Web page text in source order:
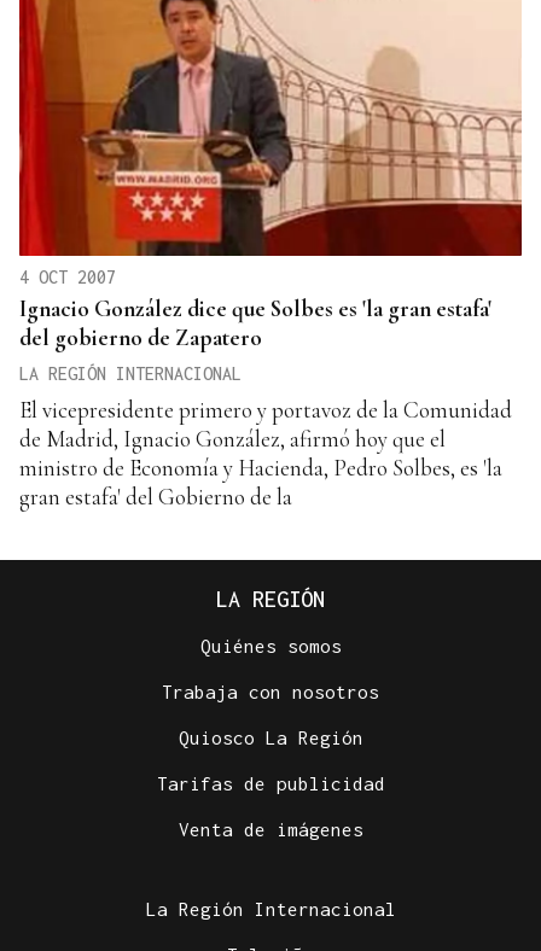
4 OCT 2007
Ignacio González dice que Solbes es 'la gran estafa'
del gobierno de Zapatero
LA REGIÓN INTERNACIONAL
El vicepresidente primero y portavoz de la Comunidad
de Madrid, Ignacio González, afirmó hoy que el
ministro de Economía y Hacienda, Pedro Solbes, es 'la
gran estafa' del Gobierno de la
LA REGIÓN
Quiénes somos
Trabaja con nosotros
Quiosco La Región
Tarifas de publicidad
Venta de imágenes
La Región Internacional